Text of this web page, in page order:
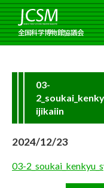
全国科学博物館協議会
03-
ijikaiin
2024/12/23
03-